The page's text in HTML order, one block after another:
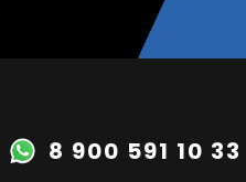
8 900 591 10 33